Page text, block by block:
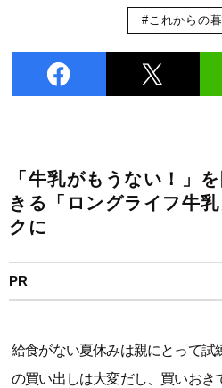
#これからの
「牛乳がもうない！」
きる「ロングライフ牛
クに
PR
給食がない夏休みは親にとって試
の買い出しは大変だし、買いおき